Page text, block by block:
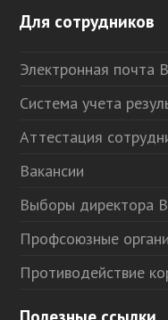
Для сотрудников
Электронная почта
Система учета
Аттестация
Вакансии
Выборы директора
Профсоюзные
Противодействие